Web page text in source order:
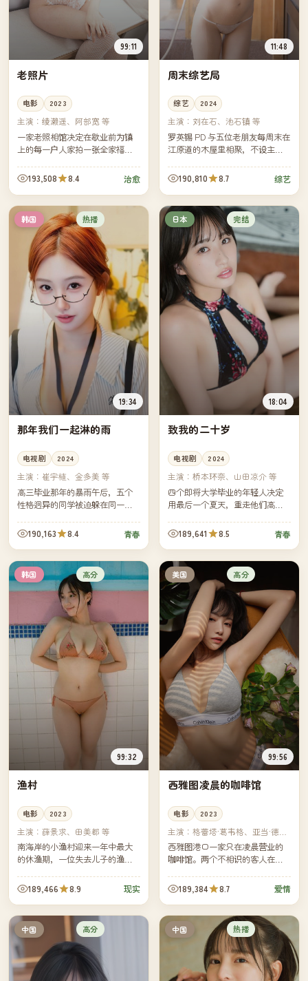
99:11
老照片
电影 2023
主演： 绫濑遥、阿部宽 等
一家老照相馆决定在歇业前为镇
上的每一户人家拍一张全家福。
也转过这家照相馆四十年的兴
衰。
193,508 8.4 治愈
11:48
周末综艺局
综艺 2024
主演： 刘在石、池石镇 等
罗英锡 PD 与五位老朋友每周末在
江原道的木屋里相聚，不设主
深夜散步——韩国近年最受好评
的"无脑"综艺。
190,810 8.7 综艺
韩国 热播
19:34
那年我们一起淋的雨
电视剧 2024
主演： 崔宇植、金多美 等
高三毕业那年的暴雨午后，五个
性格迥异的同学被迫躲在同一间
们因为一封被遗忘的信件重新相
聚，揭开当年雨幕背后真正被埋
藏的...
190,163 8.4 青春
日本 完结
18:04
致我的二十岁
电视剧 2024
主演：桥本环奈、山田凉介 等
四个即将大学毕业的年轻人决定
用最后一个夏天，重走他们高中
路。镜头里是骑行，镜头外是各
自不敢轻易说出口的"接下来呢"。
189,641 8.5 青春
韩国 高分
99:32
渔村
电影 2023
主演： 薛景求、田美都 等
南海岸的小渔村迎来一年中最大
的休渔期，一位失去儿子的渔船
头跟着他穿过雾、穿过浪，也穿
过他与自己迟来的、漫长的告
189,466 8.9 现实
美国 高分
99:56
西雅图凌晨的咖啡馆
电影 2023
主演：格蕾塔·葛韦格、亚当·德赖
弗 等
西雅图港口一家只在凌晨营业的
咖啡馆。两个不相识的客人在咖
从此每周三凌晨都坐在同一张桌
子，却始终没问对方的姓名。
189,384 8.7 爱情
中国 高分 中国 热播